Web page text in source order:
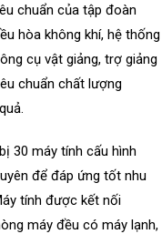
chuẩn của tập đoàn
hòa không khí, hệ thống
cụ vật giảng, trợ giảng
chuẩn chất lượng
30 máy tính cấu hình
để đáp ứng tốt nhu
tính được kết nối
máy đều có máy lạnh,